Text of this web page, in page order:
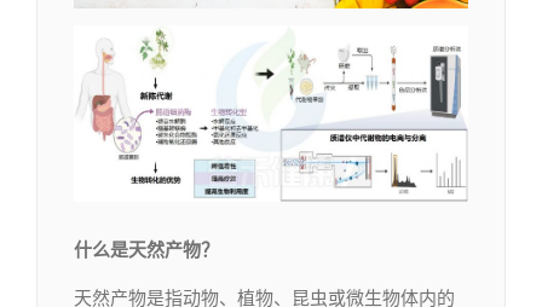
什么是天然产物？
天然产物是指动物、植物、昆虫或微生物体内的